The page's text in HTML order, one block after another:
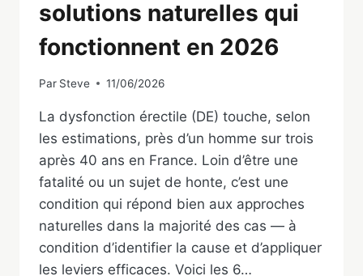
solutions naturelles qui
fonctionnent en 2026
Par Steve 11/06/2026
La dysfonction érectile (DE) touche, selon
les estimations, près d’un homme sur trois
après 40 ans en France. Loin d’être une
fatalité ou un sujet de honte, c’est une
condition qui répond bien aux approches
naturelles dans la majorité des cas — à
condition d’identifier la cause et d’appliquer
les leviers efficaces. Voici les 6…